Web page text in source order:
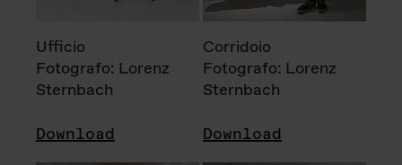
Ufficio
Fotografo: Lorenz
Sternbach
Download
Corridoio
Fotografo: Lorenz
Sternbach
Download